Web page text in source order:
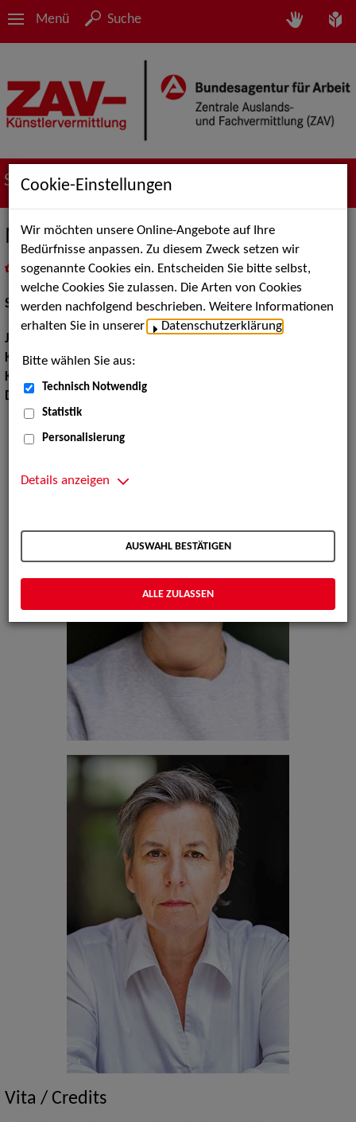
Menü Suche
Suche nach Künstler*innen
Marion Freundorfer
als PDF speichern
inMeine Merklistelegen
Schauspiel:Film und TV
Jahrgang:
Körpergröße:165 cm
Konfektionsgröße:
Dialekte:
Vita / Credits
Cookie-Einstellungen
Wir möchten unsere Online-Angebote auf Ihre
Bedürfnisse anpassen. Zu diesem Zweck setzen wir
sogenannte Cookies ein. Entscheiden Sie bitte selbst,
welche Cookies Sie zulassen. Die Arten von Cookies
werden nachfolgend beschrieben. Weitere Informationen
erhalten Sie in unserer
Datenschutzerklärung
Bitte wählen Sie aus:
Technisch Notwendig
Statistik
Personalisierung
Details anzeigen
AUSWAHL BESTÄTIGEN
ALLE ZULASSEN